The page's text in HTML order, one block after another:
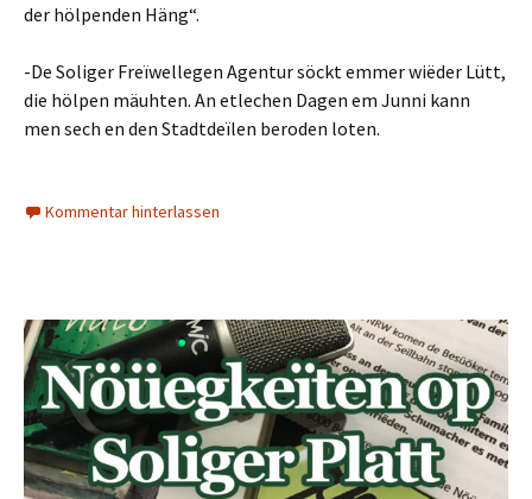
der hölpenden Häng“.
-De Soliger Freïwellegen Agentur söckt emmer wiëder Lütt,
die hölpen mäuhten. An etlechen Dagen em Junni kann
men sech en den Stadtdeïlen beroden loten.
Kommentar hinterlassen